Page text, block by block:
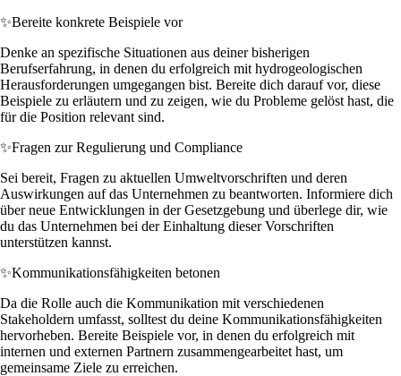
✨Bereite konkrete Beispiele vor
Denke an spezifische Situationen aus deiner bisherigen
Berufserfahrung, in denen du erfolgreich mit hydrogeologischen
Herausforderungen umgegangen bist. Bereite dich darauf vor, diese
Beispiele zu erläutern und zu zeigen, wie du Probleme gelöst hast, die
für die Position relevant sind.
✨Fragen zur Regulierung und Compliance
Sei bereit, Fragen zu aktuellen Umweltvorschriften und deren
Auswirkungen auf das Unternehmen zu beantworten. Informiere dich
über neue Entwicklungen in der Gesetzgebung und überlege dir, wie
du das Unternehmen bei der Einhaltung dieser Vorschriften
unterstützen kannst.
✨Kommunikationsfähigkeiten betonen
Da die Rolle auch die Kommunikation mit verschiedenen
Stakeholdern umfasst, solltest du deine Kommunikationsfähigkeiten
hervorheben. Bereite Beispiele vor, in denen du erfolgreich mit
internen und externen Partnern zusammengearbeitet hast, um
gemeinsame Ziele zu erreichen.